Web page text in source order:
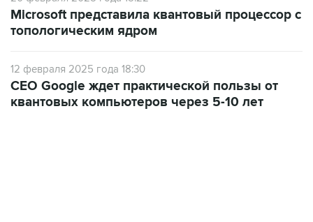
Microsoft представила квантовый процессор с
топологическим ядром
12 февраля 2025 года 18:30
CEO Google ждет практической пользы от
квантовых компьютеров через 5-10 лет